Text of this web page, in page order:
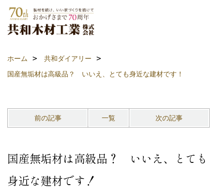
ホーム
共和ダイアリー
国産無垢材は高級品？ いいえ、とても身近な建材です！
前の記事 一覧 次の記事
国産無垢材は高級品？ いいえ、とても
身近な建材です！